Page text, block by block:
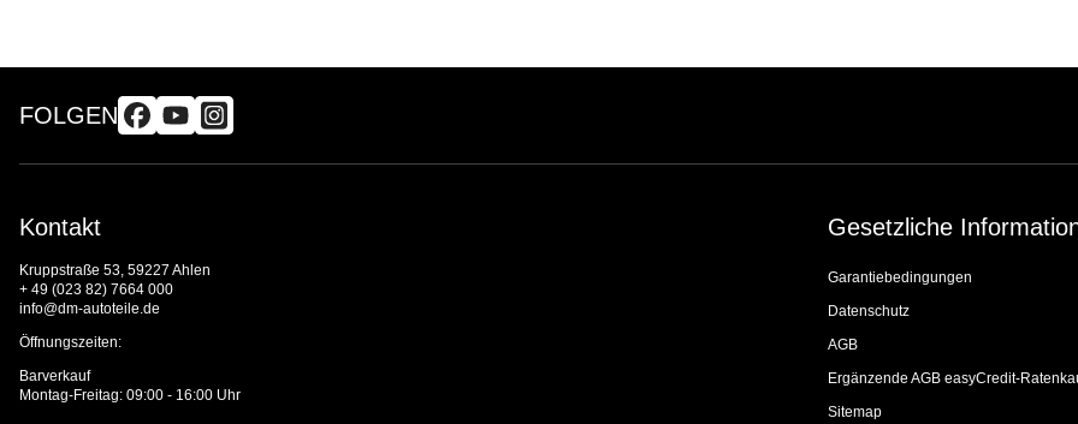
FOLGEN
Kontakt
Kruppstraße 53, 59227 Ahlen
+ 49 (023 82) 7664 000
info@dm-autoteile.de
Öffnungszeiten:
Barverkauf
Montag-Freitag: 09:00 - 16:00 Uhr
Gesetzliche
Garantiebedingungen
Datenschutz
AGB
Ergänzende AGB easyCredit-
Sitemap